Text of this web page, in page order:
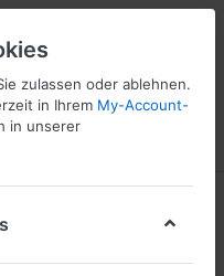
16
zulassen oder ablehnen.
in Ihrem My-Account-
in unserer